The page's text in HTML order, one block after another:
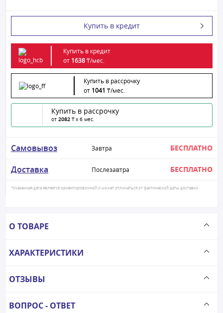
Купить в кредит
Купить в кредит
от 1638₸/мес.
Купить в рассрочку
от 1041 ₸/мес.
Купить в рассрочку
от 2082 ₸ x 6 мес.
Самовывоз Завтра БЕСПЛАТНО
Доставка Послезавтра БЕСПЛАТНО
*Указанная дата является ориентировочной и может отличаться от фактической даты доставки
О ТОВАРЕ
ХАРАКТЕРИСТИКИ
ОТЗЫВЫ
ВОПРОС - ОТВЕТ